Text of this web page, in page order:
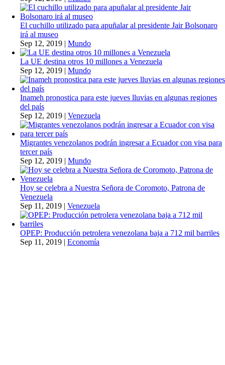
El cuchillo utilizado para apuñalar al presidente Jair Bolsonaro
irá al museo
Sep 12, 2019 | Mundo
La UE destina otros 10 millones a Venezuela
Sep 12, 2019 | Mundo
Inameh pronostica para este jueves lluvias en algunas regiones
del país
Sep 12, 2019 | Venezuela
Migrantes venezolanos podrán ingresar a Ecuador con visa para
tercer país
Sep 12, 2019 | Mundo
Hoy se celebra a Nuestra Señora de Coromoto, Patrona de
Venezuela
Sep 11, 2019 | Venezuela
OPEP: Producción petrolera venezolana baja a 712 mil barriles
Sep 11, 2019 | Economía